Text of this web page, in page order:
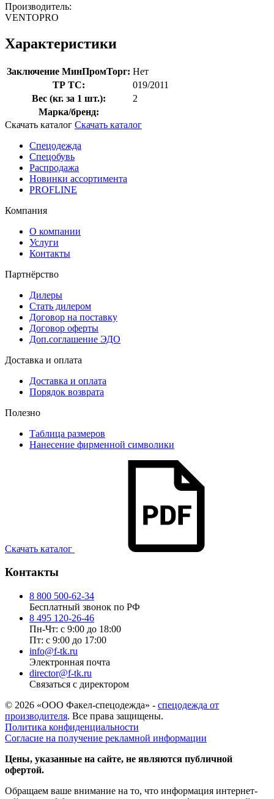
Производитель:
VENTOPRO
Характеристики
Заключение МинПромТорг: Нет
ТР ТС:
019/2011
Вес (кг. за 1 шт.):
2
Марка/бренд:
Скачать каталог Скачать каталог
Спецодежда
Спецобувь
Распродажа
Новинки ассортимента
PROFLINE
Компания
О компании
Услуги
Контакты
Партнёрство
Дилеры
Стать дилером
Договор на поставку
Договор оферты
Доп.соглашение ЭДО
Доставка и оплата
Доставка и оплата
Порядок возврата
Полезно
Таблица размеров
Нанесение фирменной символики
Скачать каталог
Контакты
8 800 500-62-34
Бесплатный звонок по РФ
8 495 120-26-46
Пн-Чт: с 9:00 до 18:00
Пт: с 9:00 до 17:00
info@f-tk.ru
Электронная почта
director@f-tk.ru
Связаться с директором
© 2026 «ООО Факел-спецодежда» - спецодежда от
производителя. Все права защищены.
Политика конфиденциальности
Согласие на получение рекламной информации
Цены, указанные на сайте, не являются публичной
офертой.
Обращаем ваше внимание на то, что информация интернет-